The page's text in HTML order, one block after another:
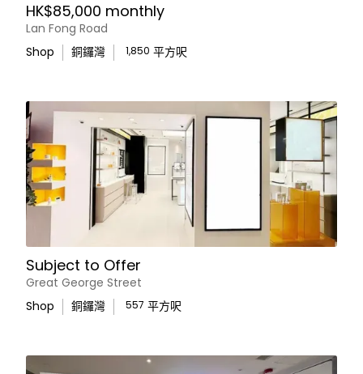
HK$85,000 monthly
Lan Fong Road
Shop
銅鑼灣 1,850 平方呎
Subject to Offer
Great George Street
Shop
銅鑼灣 557 平方呎